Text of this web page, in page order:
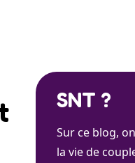
SNT ?
Sur ce blog,
la vie de